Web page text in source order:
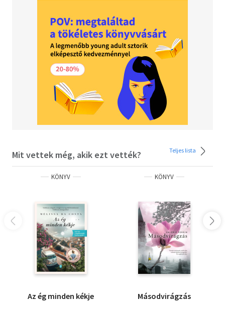
semmi sem lehet már ugyanúgy, mint régen. Li-yan, aki
egyike a közösség kevés tanult lányának, elkezdi
elutasítani azokat a szokásokat, amelyek addigi életét
formálták. Amikor pedig házasságon kívüli gyermeke
születik, súlyos döntésre szánja rá magát: szembefordul
az ősi hagyományokkal...
Vajon begyógyulhatnak-e fájó lelki sebeink, s átírhatjuk-e
a tradíciók által ránk kényszerített szerepeket? A
Tealevelek szárnyán gyönyörűen megírt történet
gyökerekről, kultúrákról, gyászról és a láthatatlan, ám
elszakíthatatlan érzelmi kötelékekről.
„– Különleges képességeid vannak – folytatja. – Nem úgy
értem, hogy boszorkány vagy rókaszellem lennél. És
mágiához sem. Inkább A-ma Matára hasonlítasz, aki
mondta: „Nem fogadom el a balszerencsémet”. Aki az éles
elméje, jó szíve és kitartása révén minden akadályt
legyőzött.”
Olvasd el mások véleményét is!
Mit vettek még, akik ezt vették? Teljes lista
KÖNYV
Az ég minden kékje
KÖNYV
Másodvirágzás